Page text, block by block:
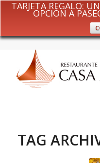
TARJETA REGALO:
OPCIÓN A
TAG